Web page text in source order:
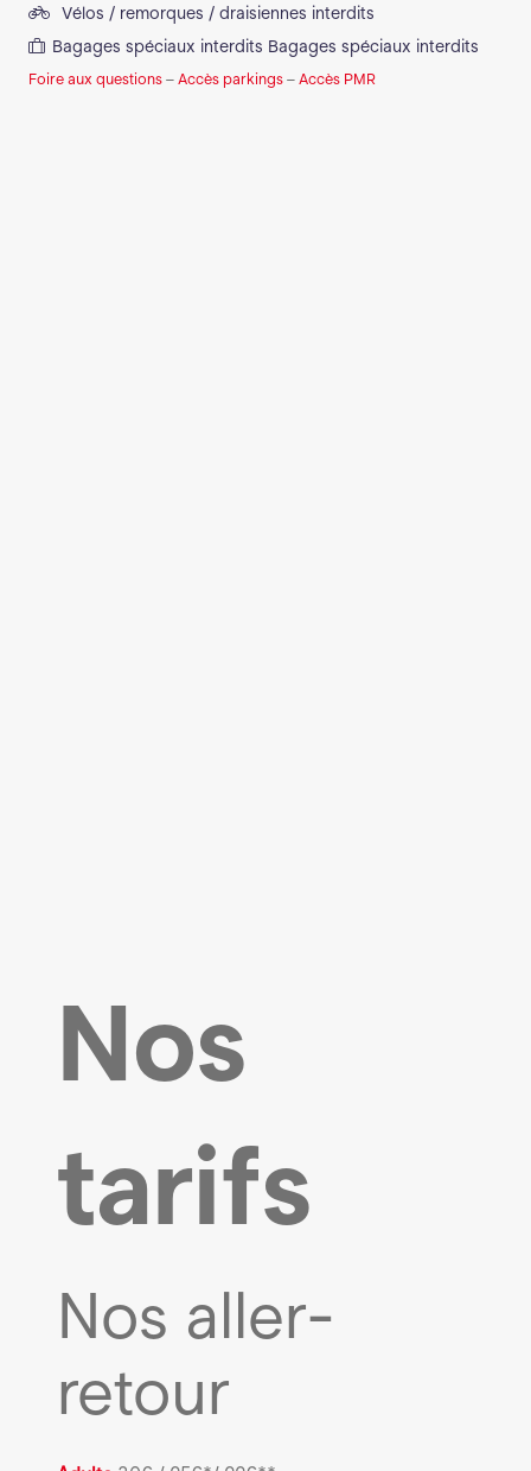
Vélos / remorques / draisiennes interdits
Bagages spéciaux interdits Bagages spéciaux interdits
Foire aux questions – Accès parkings – Accès PMR
Nos
tarifs
Nos aller-
retour